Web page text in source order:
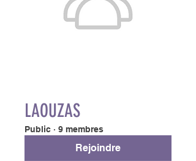
LAOUZAS
Public · 9 membres
Rejoindre